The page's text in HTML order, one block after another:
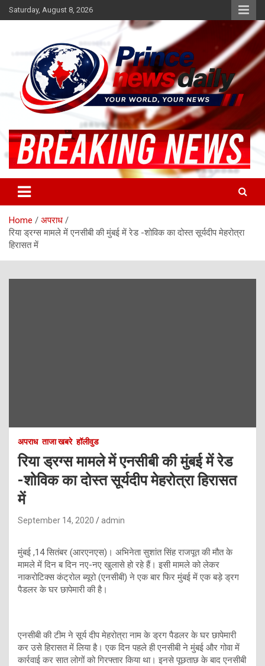
Skip
to
Saturday, August 8, 2026
Princenews Daily
Home
अपराध
रिया ड्रग्स मामले में एनसीबी की मुंबई में रेड -शोविक का दोस्त सूर्यदीप मेहरोत्रा
हिरासत में
अपराध ताजा खबरे हॉलीवुड
रिया ड्रग्स मामले में एनसीबी की मुंबई में रेड
-शोविक का दोस्त सूर्यदीप मेहरोत्रा हिरासत
में
September 14, 2020 admin
मुंबई ,14 सितंबर (आरएनएस)। अभिनेता सुशांत सिंह राजपूत की मौत के
मामले में दिन ब दिन नए-नए खुलासे हो रहे हैं। इसी मामले को लेकर
नाकरोटिक्स कंट्रोल ब्यूरो (एनसीबी) ने एक बार फिर मुंबई में एक बड़े ड्रग
पैडलर के घर छापेमारी की है।
एनसीबी की टीम ने सूर्य दीप मेहरोत्रा नाम के ड्रग पैडलर के घर छापेमारी
कर उसे हिरासत में लिया है। एक दिन पहले ही एनसीबी ने मुंबई और गोवा में
कार्रवाई कर सात लोगों को गिरफ्तार किया था। इनसे पूछताछ के बाद एनसीबी